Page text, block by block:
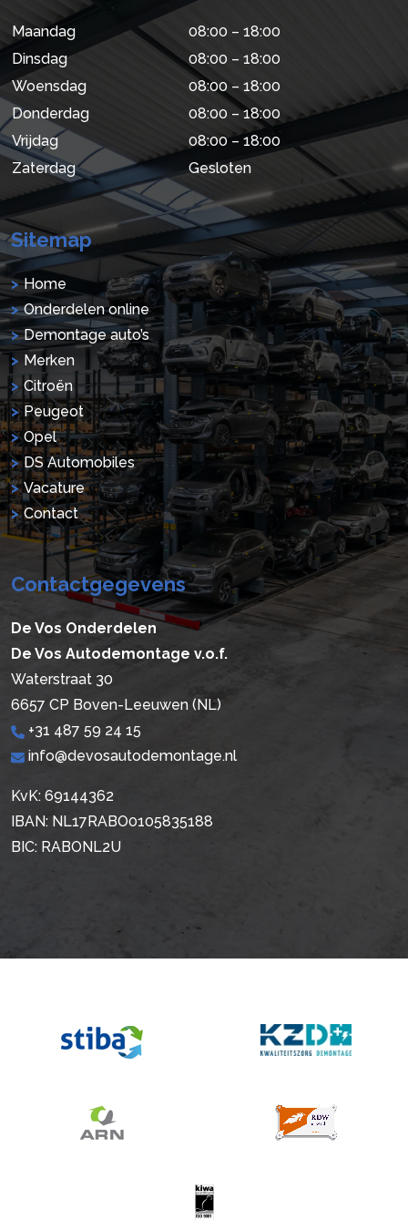
Maandag
08:00 – 18:00
Dinsdag
08:00 – 18:00
Woensdag
08:00 – 18:00
Donderdag
08:00 – 18:00
Vrijdag
08:00 – 18:00
Zaterdag
Gesloten
Sitemap
Home
Onderdelen online
Demontage auto’s
Merken
Citroën
Peugeot
Opel
DS Automobiles
Vacature
Contact
Contactgegevens
De Vos Onderdelen
De Vos Autodemontage v.o.f.
Waterstraat 30
6657 CP Boven-Leeuwen (NL)
+31 487 59 24 15
info@devosautodemontage.nl
KvK: 69144362
IBAN: NL17RABO0105835188
BIC: RABONL2U